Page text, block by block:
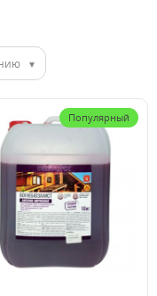
Популярный